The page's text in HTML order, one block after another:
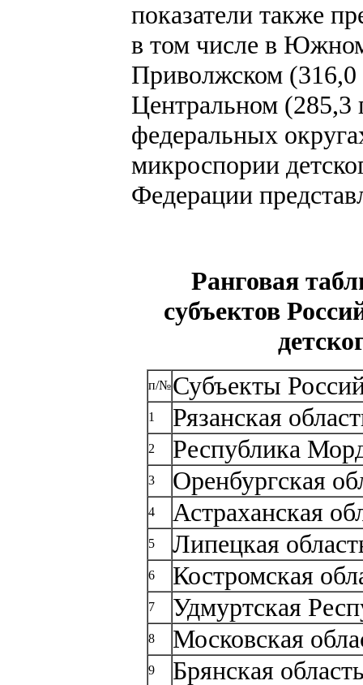
показатели также
в том числе в
Приволжском (316,0
Центральном (285,3
федеральных
микроспории
Федерации
Ранговая
субъектов
п/№Субъекты
1 Рязанская
2 Республика
3 Оренбургская
4 Астраханская
5 Липецкая
6 Костромская
7 Удмуртская
8 Московская
9 Брянская